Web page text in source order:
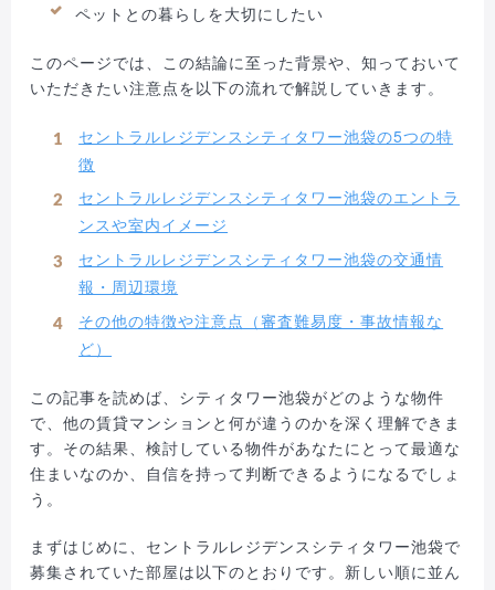
ペットとの暮らしを大切にしたい
このページでは、この結論に至った背景や、知っておいて
いただきたい注意点を以下の流れで解説していきます。
セントラルレジデンスシティタワー池袋の5つの特
徴
セントラルレジデンスシティタワー池袋のエントラ
ンスや室内イメージ
セントラルレジデンスシティタワー池袋の交通情
報・周辺環境
その他の特徴や注意点（審査難易度・事故情報な
ど）
この記事を読めば、シティタワー池袋がどのような物件
で、他の賃貸マンションと何が違うのかを深く理解できま
す。その結果、検討している物件があなたにとって最適な
住まいなのか、自信を持って判断できるようになるでしょ
う。
まずはじめに、セントラルレジデンスシティタワー池袋で
募集されていた部屋は以下のとおりです。新しい順に並ん